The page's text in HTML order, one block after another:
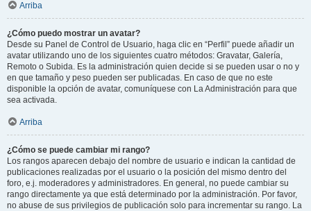
Arriba
¿Cómo puedo mostrar un avatar?
Desde su Panel de Control de Usuario, haga clic en “Perfil” puede añadir un
avatar utilizando uno de los siguientes cuatro métodos: Gravatar, Galería,
Remoto o Subida. Es la administración quien decide si se pueden usar o no y
en que tamaño y peso pueden ser publicadas. En caso de que no este
disponible la opción de avatar, comuníquese con La Administración para que
sea activada.
Arriba
¿Cómo se puede cambiar mi rango?
Los rangos aparecen debajo del nombre de usuario e indican la cantidad de
publicaciones realizadas por el usuario o la posición del mismo dentro del
foro, e.j. moderadores y administradores. En general, no puede cambiar su
rango directamente ya que está determinado por la administración. Por favor,
no abuse de sus privilegios de publicación solo para incrementar su rango. La